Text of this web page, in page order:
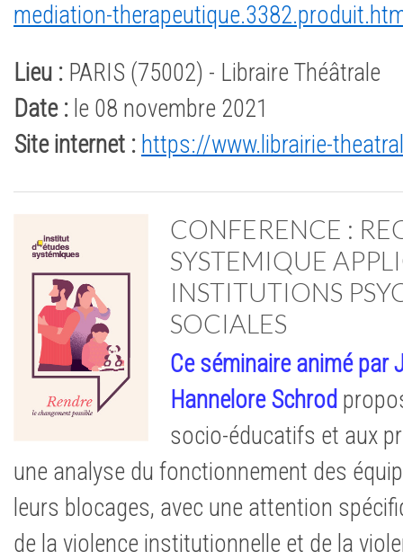
mediation-
Lieu : PARIS (75002) - Libraire Théâtrale
Date : le 08 novembre 2021
Site internet : https://www.librairie-
CONFERENCE :
SYSTEMIQUE
INSTITUTIONS
SOCIALES
Ce séminaire animé par
Hannelore Schrod
socio-éducatifs et aux
une analyse du fonctionnement des
leurs blocages, avec une attention
de la violence institutionnelle et de la